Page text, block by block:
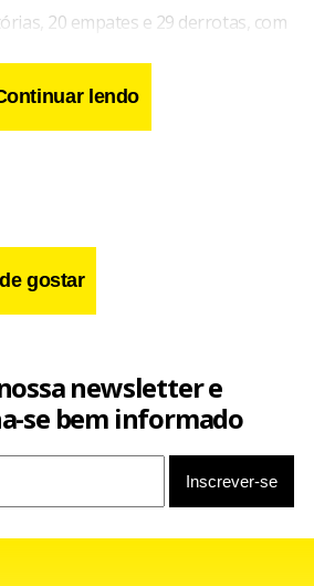
20 empates e 29 derrotas, com
quase os 60% que tinha como
para sonhar em atingir as primeiras
lendo
gostar
newsletter e
se bem informado